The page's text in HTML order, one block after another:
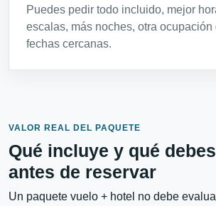
Puedes pedir todo incluido, mejor
escalas, más noches, otra ocupación
fechas cercanas.
VALOR REAL DEL PAQUETE
Qué incluye y qué
antes de reservar
Un paquete vuelo + hotel no debe